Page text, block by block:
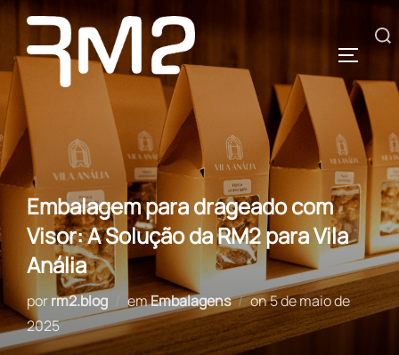
Pular
conteúdo
Pesquisar
por:
Embalagem para drageado com
Visor: A Solução da RM2 para Vila
Anália
porrm2.blog emEmbalagens onPostado
em
5 de maio de
2025